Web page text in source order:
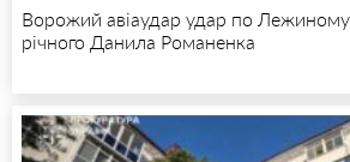
Ворожий авіаудар удар по
річного Данила Романенка